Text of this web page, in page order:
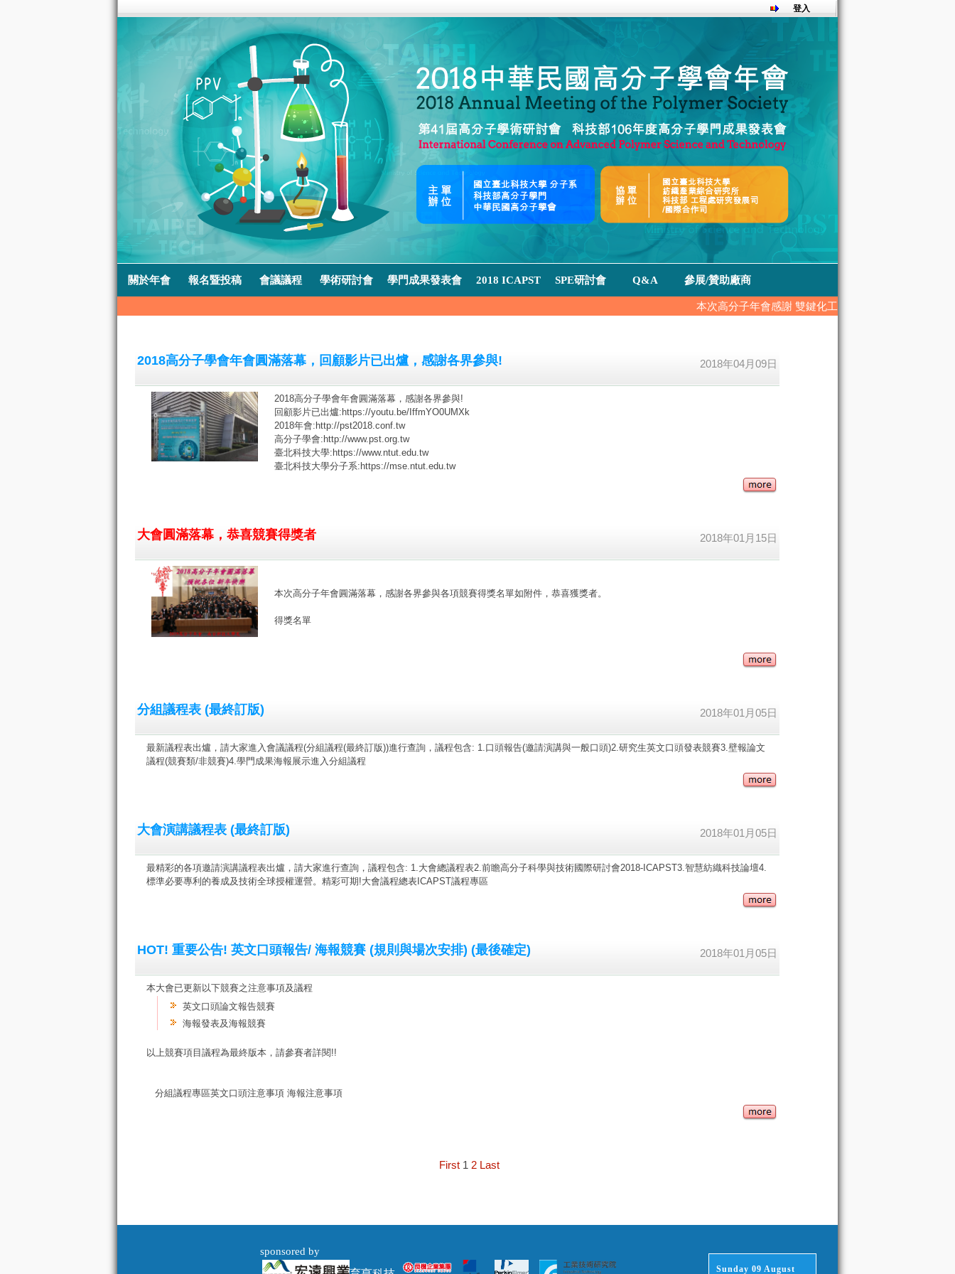
本次高分子年會感謝 雙鍵化工、尚偉股份有限公司、福
登入
關於年會 報名暨投稿 會議議程 學術研討會 學門成果發表會 2018 ICAPST SPE研討會 Q&A 參展/贊助廠商
2018高分子學會年會圓滿落幕，回顧影片已出爐，感謝各界參與! 2018年04月09日
2018高分子學會年會圓滿落幕，感謝各界參與!
回顧影片已出爐:https://youtu.be/IffmYO0UMXk
2018年會:http://pst2018.conf.tw
高分子學會:http://www.pst.org.tw
臺北科技大學:https://www.ntut.edu.tw
臺北科技大學分子系:https://mse.ntut.edu.tw
大會圓滿落幕，恭喜競賽得獎者 2018年01月15日
本次高分子年會圓滿落幕，感謝各界參與各項競賽得獎名單如附件，恭喜獲獎者。
得獎名單
分組議程表 (最終訂版) 2018年01月05日
最新議程表出爐，請大家進入會議議程(分組議程(最終訂版))進行查詢，議程包含: 1.口頭報告(邀請演講與一般口頭)2.研究生英文口頭發表競賽3.壁報論文
議程(競賽類/非競賽)4.學門成果海報展示進入分組議程
大會演講議程表 (最終訂版) 2018年01月05日
最精彩的各項邀請演講議程表出爐，請大家進行查詢，議程包含: 1.大會總議程表2.前瞻高分子科學與技術國際研討會2018-ICAPST3.智慧紡織科技論壇4.
標準必要專利的養成及技術全球授權運營。精彩可期!大會議程總表ICAPST議程專區
HOT! 重要公告! 英文口頭報告/ 海報競賽 (規則與場次安排) (最後確定) 2018年01月05日
本大會已更新以下競賽之注意事項及議程
英文口頭論文報告競賽
海報發表及海報競賽
以上競賽項目議程為最終版本，請參賽者詳閱!!
分組議程專區英文口頭注意事項 海報注意事項
First 1 2 Last
sponsored by
Sunday 09 August